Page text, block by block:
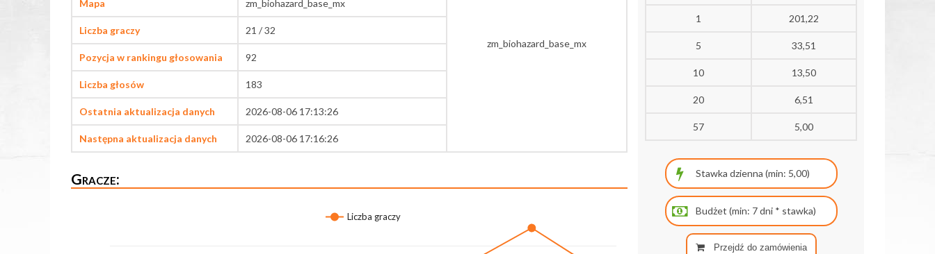
zm_biohazard_base_mx
Mapa zm_biohazard_base_mx
Liczba graczy 21 / 32
Pozycja w rankingu głosowania 92
Liczba głosów 183
Ostatnia aktualizacja danych 2026-08-06 17:13:26
Następna aktualizacja danych 2026-08-06 17:16:26
Gracze:
Liczba graczy
1 201,22
5 33,51
10 13,50
20 6,51
57 5,00
Przejdź do zamówienia